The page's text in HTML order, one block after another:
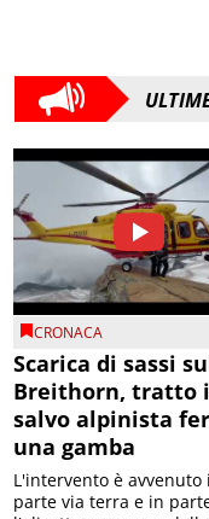
CRONACA
Scarica di sassi
Breithorn, tratto
salvo alpinista
una gamba
L'intervento è avvenuto
parte via terra e in